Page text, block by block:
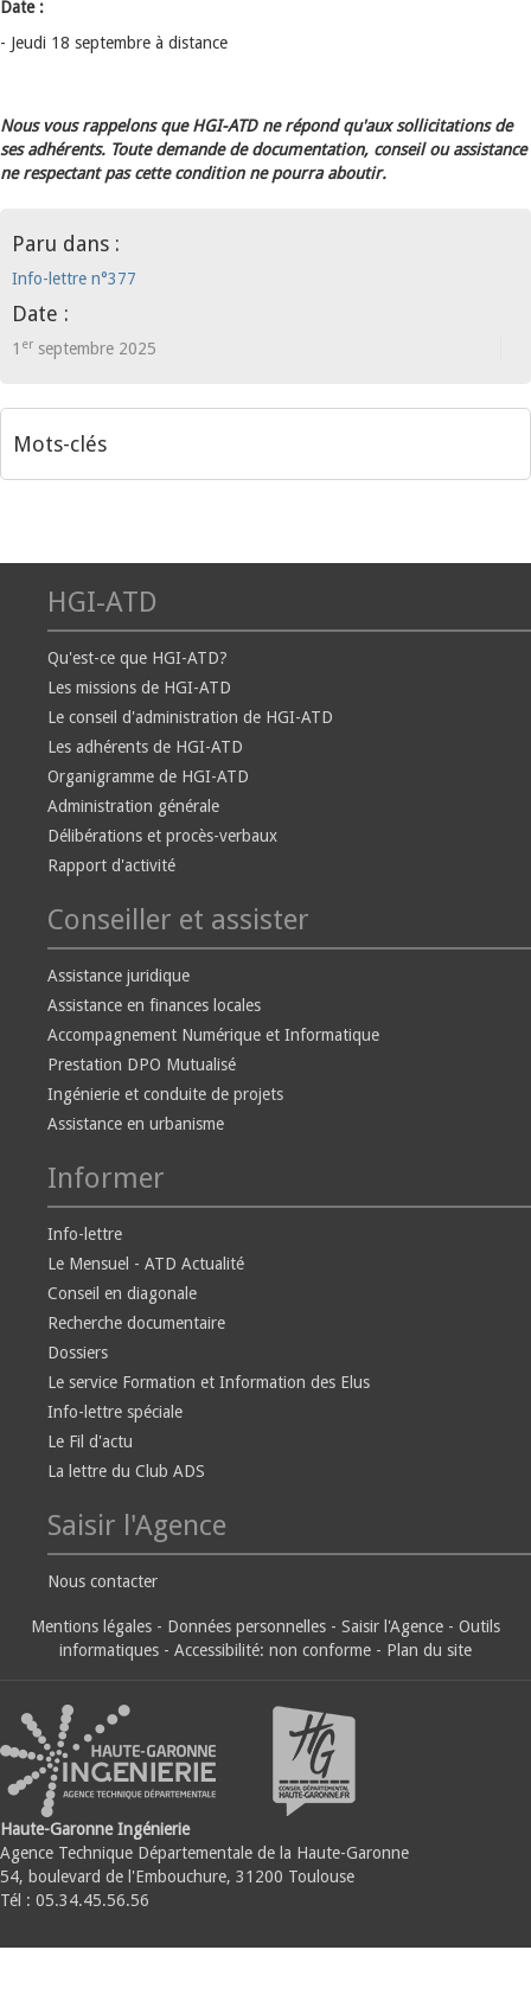
Date :
- Jeudi 18 septembre à distance
Nous vous rappelons que HGI-ATD ne répond qu'aux sollicitations de
ses adhérents. Toute demande de documentation, conseil ou assistance
ne respectant pas cette condition ne pourra aboutir.
Paru dans :
Info-lettre n°377
Date :
1 er septembre 2025
Mots-clés
HGI-ATD
Qu'est-ce que HGI-ATD?
Les missions de HGI-ATD
Le conseil d'administration de HGI-ATD
Les adhérents de HGI-ATD
Organigramme de HGI-ATD
Administration générale
Délibérations et procès-verbaux
Rapport d'activité
Conseiller et assister
Assistance juridique
Assistance en finances locales
Accompagnement Numérique et Informatique
Prestation DPO Mutualisé
Ingénierie et conduite de projets
Assistance en urbanisme
Informer
Info-lettre
Le Mensuel - ATD Actualité
Conseil en diagonale
Recherche documentaire
Dossiers
Le service Formation et Information des Elus
Info-lettre spéciale
Le Fil d'actu
La lettre du Club ADS
Saisir l'Agence
Nous contacter
Mentions légales - Données personnelles - Saisir l'Agence - Outils
informatiques - Accessibilité: non conforme - Plan du site
Haute-Garonne Ingénierie
Agence Technique Départementale de la Haute-Garonne
54, boulevard de l'Embouchure, 31200 Toulouse
Tél : 05.34.45.56.56